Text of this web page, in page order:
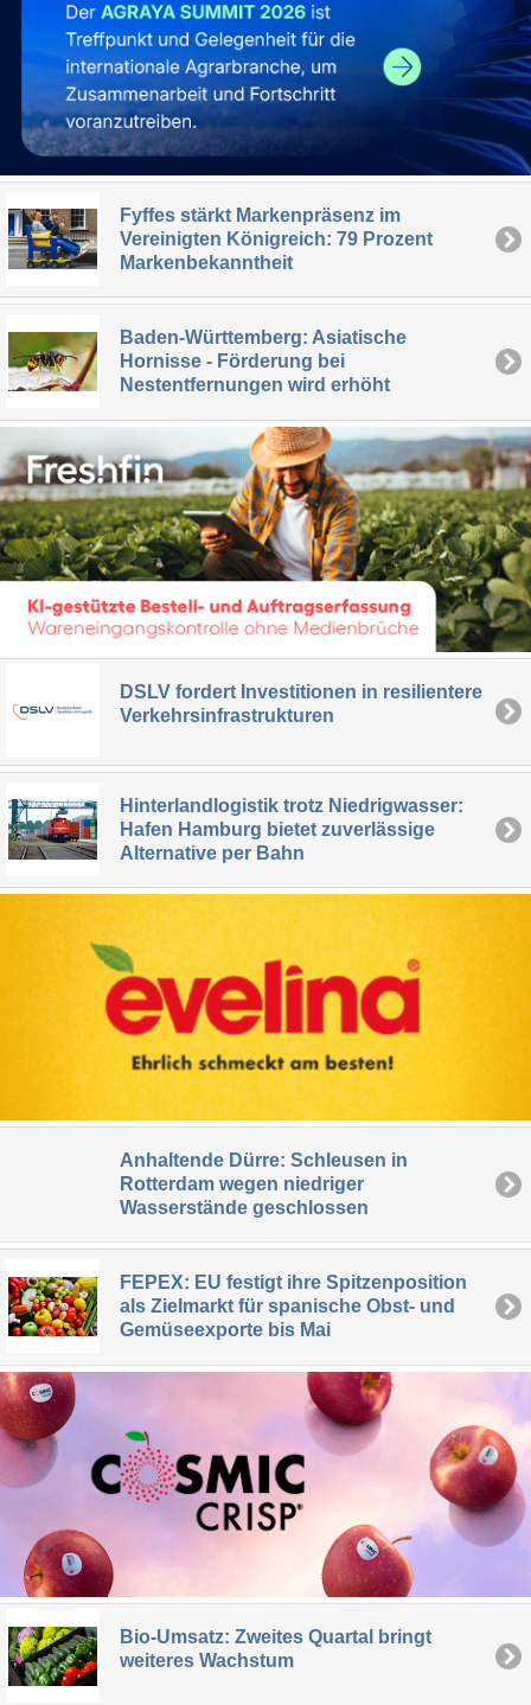
Fyffes stärkt Markenpräsenz im
Vereinigten Königreich: 79 Prozent
Markenbekanntheit
Baden-Württemberg: Asiatische
Hornisse - Förderung bei
Nestentfernungen wird erhöht
DSLV fordert Investitionen in resilientere
Verkehrsinfrastrukturen
Hinterlandlogistik trotz Niedrigwasser:
Hafen Hamburg bietet zuverlässige
Alternative per Bahn
Anhaltende Dürre: Schleusen in
Rotterdam wegen niedriger
Wasserstände geschlossen
FEPEX: EU festigt ihre Spitzenposition
als Zielmarkt für spanische Obst- und
Gemüseexporte bis Mai
Bio-Umsatz: Zweites Quartal bringt
weiteres Wachstum